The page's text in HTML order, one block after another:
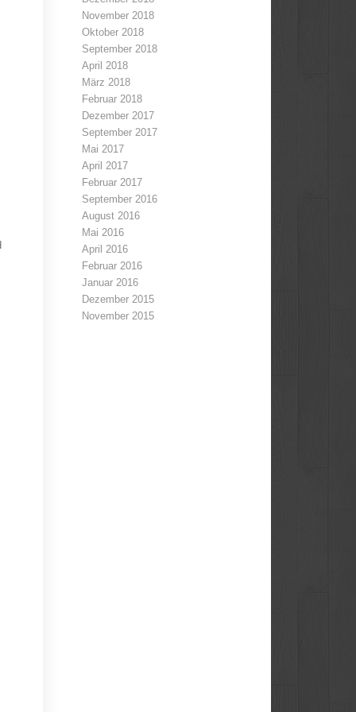
November 2018
Oktober 2018
September 2018
April 2018
März 2018
Februar 2018
Dezember 2017
September 2017
Mai 2017
April 2017
Februar 2017
September 2016
August 2016
Mai 2016
April 2016
Februar 2016
Januar 2016
Dezember 2015
November 2015